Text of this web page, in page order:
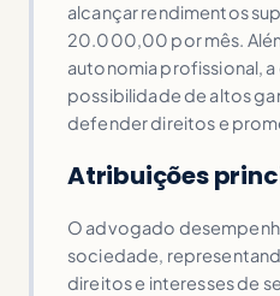
alcançar rendimentos
20.000,00 por mês.
autonomia profissional,
possibilidade de altos
defender direitos e
Atribuições
O advogado
sociedade,
direitos e interesses de